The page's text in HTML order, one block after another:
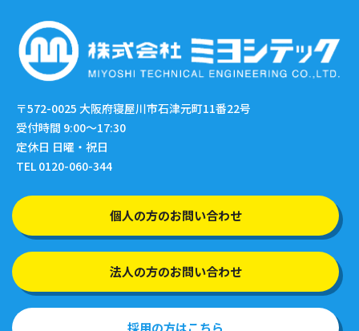
〒572-0025 大阪府寝屋川市石津元町11番22号
受付時間 9:00〜17:30
定休日 日曜・祝日
TEL 0120-060-344
個人の方のお問い合わせ
法人の方のお問い合わせ
採用の方はこちら